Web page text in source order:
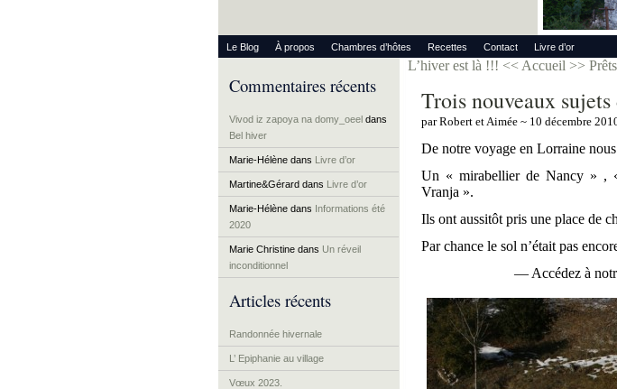
Le Blog À propos Chambres d’hôtes Recettes Contact Livre d’or
Commentaires récents
Vivod iz zapoya na domy_oeel dans
Bel hiver
Marie-Hélène dans Livre d’or
Martine&Gérard dans Livre d’or
Marie-Hélène dans Informations été
2020
Marie Christine dans Un réveil
inconditionnel
Articles récents
Randonnée hivernale
L’ Epiphanie au village
Vœux 2023.
L’hiver est là !!! << Accueil >>
Trois nouveaux
par Robert et Aimée ~ 10 décembre
De notre voyage en Lorraine
Un « mirabellier de Nancy » ,
Vranja ».
Ils ont aussitôt pris une place de
Par chance le sol n’était pas
— Accédez à